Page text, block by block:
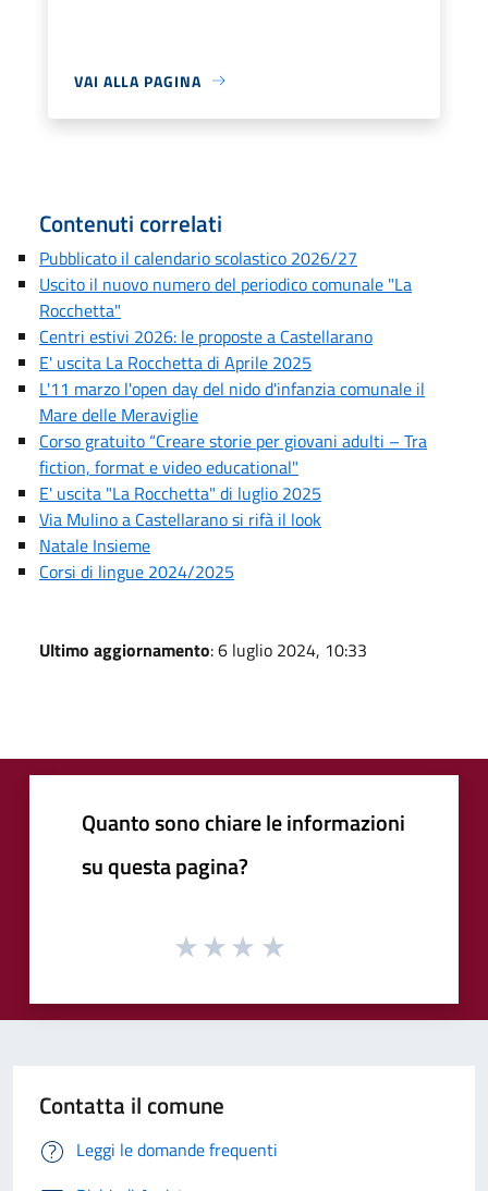
VAI ALLA PAGINA
Contenuti correlati
Pubblicato il calendario scolastico 2026/27
Uscito il nuovo numero del periodico comunale "La
Rocchetta"
Centri estivi 2026: le proposte a Castellarano
E' uscita La Rocchetta di Aprile 2025
L'11 marzo l'open day del nido d'infanzia comunale il
Mare delle Meraviglie
Corso gratuito “Creare storie per giovani adulti – Tra
fiction, format e video educational"
E' uscita "La Rocchetta" di luglio 2025
Via Mulino a Castellarano si rifà il look
Natale Insieme
Corsi di lingue 2024/2025
Ultimo aggiornamento: 6 luglio 2024, 10:33
Quanto sono chiare le informazioni
su questa pagina?
Contatta il comune
Leggi le domande frequenti